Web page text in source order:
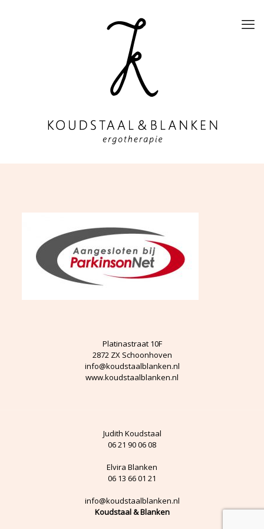
Platinastraat 10F
2872 ZX Schoonhoven
info@koudstaalblanken.nl
www.koudstaalblanken.nl
Judith Koudstaal
06 21 90 06 08
Elvira Blanken
06 13 66 01 21
info@koudstaalblanken.nl
Koudstaal & Blanken